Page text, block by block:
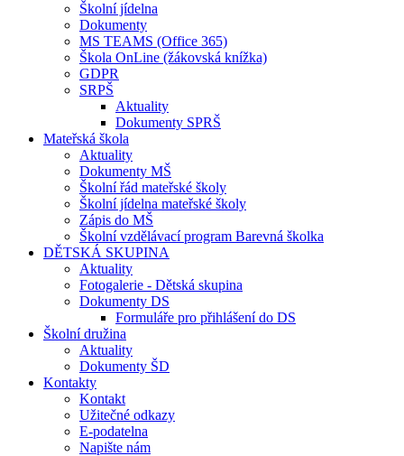
Školní jídelna
Dokumenty
MS TEAMS (Office 365)
Škola OnLine (žákovská knížka)
GDPR
SRPŠ
Aktuality
Dokumenty SPRŠ
Mateřská škola
Aktuality
Dokumenty MŠ
Školní řád mateřské školy
Školní jídelna mateřské školy
Zápis do MŠ
Školní vzdělávací program Barevná školka
DĚTSKÁ SKUPINA
Aktuality
Fotogalerie - Dětská skupina
Dokumenty DS
Formuláře pro přihlášení do DS
Školní družina
Aktuality
Dokumenty ŠD
Kontakty
Kontakt
Užitečné odkazy
E-podatelna
Napište nám